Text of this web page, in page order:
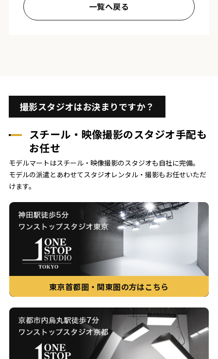
一覧へ戻る
撮影スタジオはお決まりですか？
スチール・映像撮影のスタジオ手配も
お任せ
モデルマートはスチール・映像撮影のスタジオも自社に完備。
モデルの派遣とあわせてスタジオレンタル・撮影もお任せいただ
けます。
東京首都圏・関東圏の方はこちら